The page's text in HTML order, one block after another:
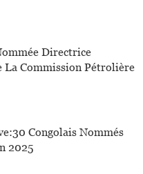
Directrice
La Commission Pétrolière
Congolais Nommés
2025